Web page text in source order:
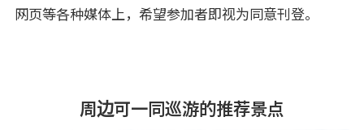
网页等各种媒体上，希望参加者即视为同意刊登。
周边可一同巡游的推荐景点